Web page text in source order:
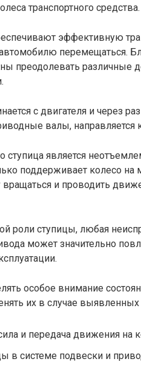
транспортного средства.
эффективную
перемещаться.
преодолевать различные
с двигателя и через
валы, направляется
ступица является
поддерживает колесо
и проводить
роли ступицы, любая
может значительно
особое внимание
их в случае выявленных
и передача движения на
в системе подвески и